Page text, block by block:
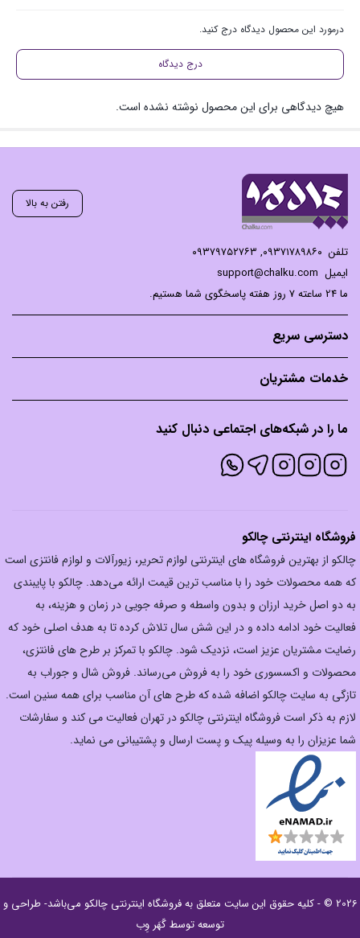
درمورد این محصول دیدگاه درج کنید.
درج دیدگاه
هیچ دیدگاهی برای این محصول نوشته نشده است.
رفتن به بالا
تلفن ۰۹۳۷۱۷۸۹۸۶۰, ۰۹۳۷۹۷۵۲۷۶۳
ایمیل support@chalku.com
ما 24 ساعته 7 روز هفته پاسخگوی شما هستیم.
دسترسی سریع
خدمات مشتریان
ما را در شبکه‌های اجتماعی دنبال کنید
فروشگاه اینترنتی چالکو
چالکو از بهترین فروشگاه های اینترنتی لوازم تحریر، زیورآلات و لوازم فانتزی است
که همه محصولات خود را با مناسب ترین قیمت ارائه می‌دهد. چالکو با پایبندی
به دو اصل خرید ارزان‌ و بدون واسطه و صرفه جویی در زمان و هزینه، به
فعالیت خود ادامه داده و در این شش سال تلاش کرده تا به هدف اصلی خود که
رضایت مشتریان عزیز است، نزدیک شود. چالکو با تمرکز بر طرح های فانتزی،
محصولات و اکسسوری خود را به فروش می‌رساند. فروش شال و جوراب به
تازگی به سایت چالکو اضافه شده که طرح های آن مناسب برای همه سنین است.
لازم به ذکر است فروشگاه اینترنتی چالکو در تهران فعالیت می کند و سفارشات
شما عزیزان را به وسیله پیک و پست ارسال و پشتیبانی می نماید.
2026 © - کلیه حقوق این سایت متعلق به فروشگاه اینترنتی چالکو می‌باشد- طراحی و
توسعه توسطگَهَر وِب